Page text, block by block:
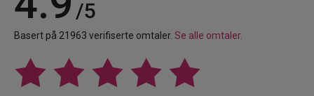
/5
Basert på 21963 verifiserte omtaler. Se alle omtaler.